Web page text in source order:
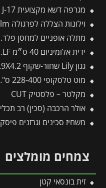
מגרפה דשא מקצועית J-17 -תבור
וילונות הצללה לפרגולה 3.4X5.2 Stockholm מבית פלרם – Canopia
מתלה אופניים למחסן פלרם – Canopia
ידית אלומיניום 40 ס״מ ZM04 – WOLF
גגון Lily שחור-שקוף 0.9X4.2 בעיצוב רטרו מבית פלרם – Canopia
מוט טלסקופי 228-400 ס"מ לכלים מתחלפים פיסקארס
מקלטר – פלסטיק CUT
אולר הרכבה (סכין) רב תכליתי
משחיז סכינים וגרזנים פיסקארס
צמחים מומלצים
זית בונסאי קטן